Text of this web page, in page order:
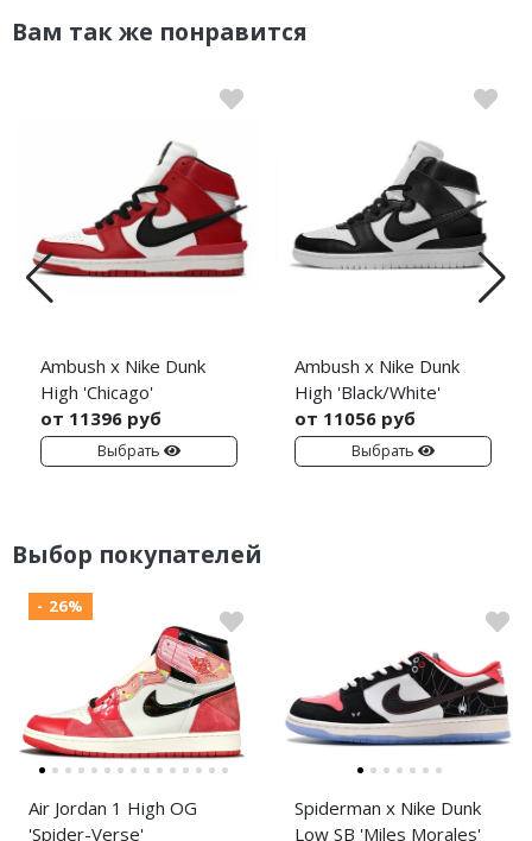
Вам так же понравится
Ambush x Nike Dunk
High 'Chicago'
от 11396 руб
Выбрать
Ambush x Nike Dunk
High 'Black/White'
от 11056 руб
Выбрать
Выбор покупателей
- 26%
Air Jordan 1 High OG
'Spider-Verse'
Spiderman x Nike Dunk
Low SB 'Miles Morales'